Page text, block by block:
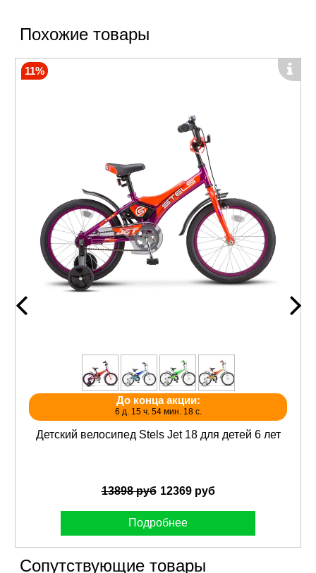
Похожие товары
11%
До конца акции:
6 д. 15 ч. 54 мин. 18 с.
Детский велосипед Stels Jet 18 для детей 6 лет
13898 руб 12369 руб
Подробнее
Сопутствующие товары